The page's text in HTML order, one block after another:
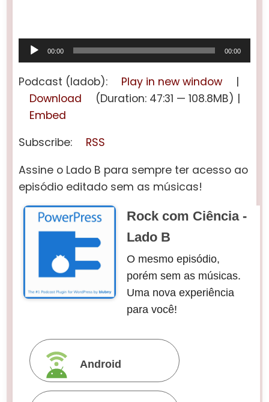
Tocador
de
áudio
00:00 00:00
Podcast (ladob): Play in new window
|
Download
(Duration: 47:31 — 108.8MB) |
Embed
Subscribe:
RSS
Assine o Lado B para sempre ter acesso ao
episódio editado sem as músicas!
Rock com Ciência -
Lado B
O mesmo episódio,
porém sem as músicas.
Uma nova experiência
para você!
Android